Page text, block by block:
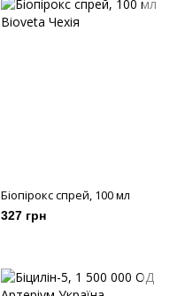
Біопірокс спрей, 100 мл
327 грн